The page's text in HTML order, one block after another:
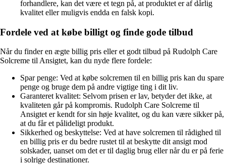
forhandlere, kan det være et tegn på, at produktet er af dårlig
kvalitet eller muligvis endda en falsk kopi.
Fordele ved at købe billigt og finde gode tilbud
Når du finder en ægte billig pris eller et godt tilbud på Rudolph Care
Solcreme til Ansigtet, kan du nyde flere fordele:
Spar penge: Ved at købe solcremen til en billig pris kan du spare
penge og bruge dem på andre vigtige ting i dit liv.
Garanteret kvalitet: Selvom prisen er lav, betyder det ikke, at
kvaliteten går på kompromis. Rudolph Care Solcreme til
Ansigtet er kendt for sin høje kvalitet, og du kan være sikker på,
at du får et pålideligt produkt.
Sikkerhed og beskyttelse: Ved at have solcremen til rådighed til
en billig pris er du bedre rustet til at beskytte dit ansigt mod
solskader, uanset om det er til daglig brug eller når du er på ferie
i solrige destinationer.